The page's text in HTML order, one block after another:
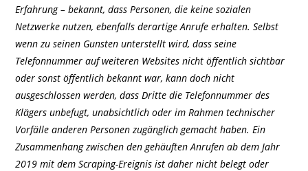
Erfahrung – bekannt, dass Personen, die keine sozialen
Netzwerke nutzen, ebenfalls derartige Anrufe erhalten. Selbst
wenn zu seinen Gunsten unterstellt wird, dass seine
Telefonnummer auf weiteren Websites nicht öffentlich sichtbar
oder sonst öffentlich bekannt war, kann doch nicht
ausgeschlossen werden, dass Dritte die Telefonnummer des
Klägers unbefugt, unabsichtlich oder im Rahmen technischer
Vorfälle anderen Personen zugänglich gemacht haben. Ein
Zusammenhang zwischen den gehäuften Anrufen ab dem Jahr
2019 mit dem Scraping-Ereignis ist daher nicht belegt oder